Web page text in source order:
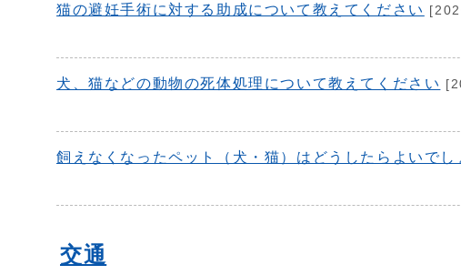
猫の避妊手術に対する助成について教えてください
犬、猫などの動物の死体処理について教えてください
飼えなくなったペット（犬・猫）はどうしたらよいでし
交通